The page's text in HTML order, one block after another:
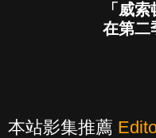
「威
在第二
本站影集推薦